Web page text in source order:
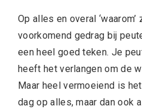
Op alles en overal
voorkomend gedrag bij
een heel goed teken. Je
heeft het verlangen om de
Maar heel vermoeiend is
dag op alles, maar dan ook